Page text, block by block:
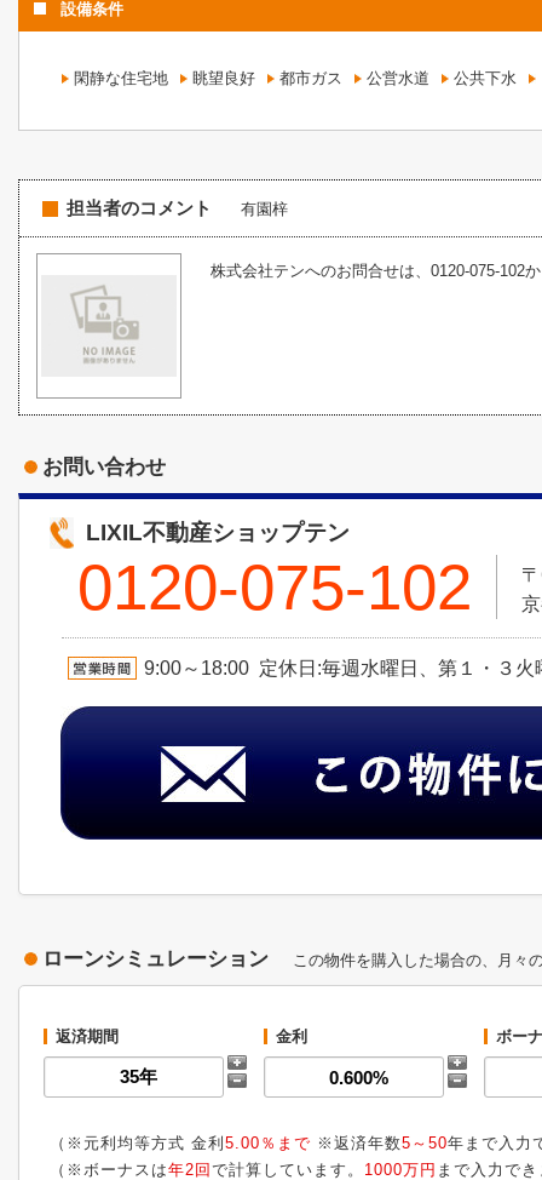
設備条件
閑静な住宅地 眺望良好 都市ガス 公営水道 公共下水
担当者のコメント 有園梓
株式会社テンへのお問合せは、0120-075-102
お問い合わせ
LIXIL不動産ショップテン
0120-075-102
9:00～18:00 定休日:毎週水曜日、第１・３火
ローンシミュレーション この物件を購入した場合の、月々
返済期間 金利 ボー
（※元利均等方式 金利 5.00％まで ※返済年数5～50年まで入力
（※ボーナスは年2回 で計算しています。 1000万円 まで入力で